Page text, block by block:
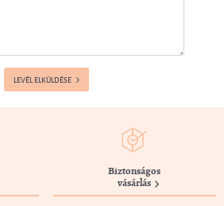
LEVÉL ELKÜLDÉSE
Biztonságos
vásárlás